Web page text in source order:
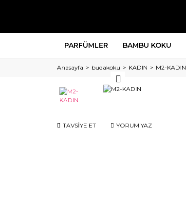
PARFÜMLER BAMBU KOKU
Anasayfa budakoku KADIN M2-KADIN
TAVSİYE ET YORUM YAZ